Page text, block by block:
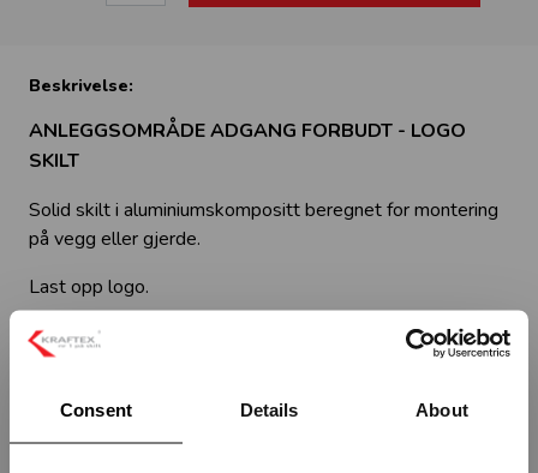
Consent Details About
Beskrivelse:
ANLEGGSOMRÅDE ADGANG FORBUDT - LOGO
SKILT
Solid skilt i aluminiumskompositt beregnet for montering
på vegg eller gjerde.
Last opp logo.
Ikke helt dette du var på utkikk etter?
veiledning.
Kontakt oss på en av følgende måter: